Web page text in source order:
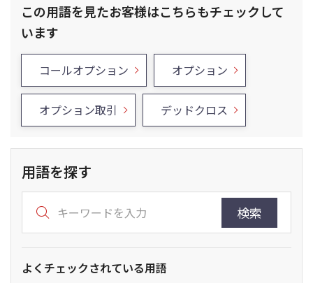
この用語を見たお客様はこちらもチェックして
います
コールオプション オプション
オプション取引 デッドクロス
用語を探す
検索
よくチェックされている用語